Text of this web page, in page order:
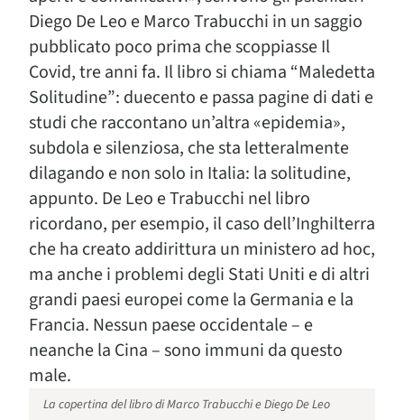
Diego De Leo e Marco Trabucchi in un saggio
pubblicato poco prima che scoppiasse Il
Covid, tre anni fa. Il libro si chiama “Maledetta
Solitudine”: duecento e passa pagine di dati e
studi che raccontano un’altra «epidemia»,
subdola e silenziosa, che sta letteralmente
dilagando e non solo in Italia: la solitudine,
appunto. De Leo e Trabucchi nel libro
ricordano, per esempio, il caso dell’Inghilterra
che ha creato addirittura un ministero ad hoc,
ma anche i problemi degli Stati Uniti e di altri
grandi paesi europei come la Germania e la
Francia. Nessun paese occidentale – e
neanche la Cina – sono immuni da questo
male.
La copertina del libro di Marco Trabucchi e Diego De Leo